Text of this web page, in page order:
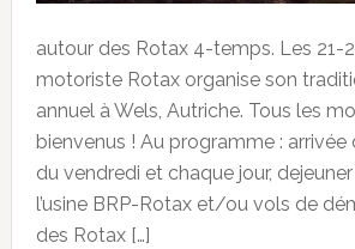
autour des Rotax 4-temps. Les 21-
motoriste Rotax organise son
annuel à Wels, Autriche. Tous les
bienvenus ! Au programme :
du vendredi et chaque jour,
l’usine BRP-Rotax et/ou vols de
des Rotax […]